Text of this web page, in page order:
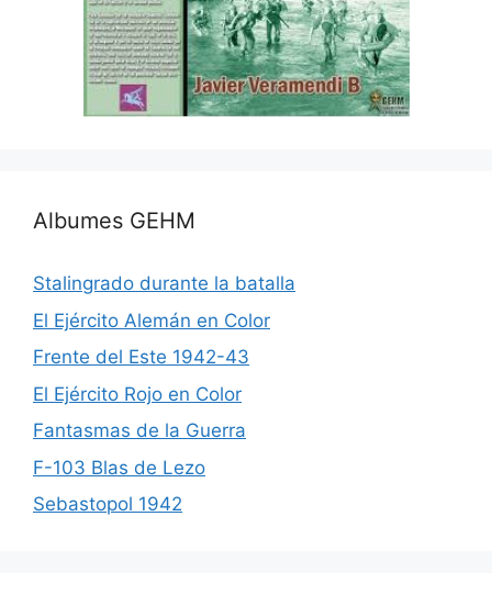
Albumes GEHM
Stalingrado durante la batalla
El Ejército Alemán en Color
Frente del Este 1942-43
El Ejército Rojo en Color
Fantasmas de la Guerra
F-103 Blas de Lezo
Sebastopol 1942